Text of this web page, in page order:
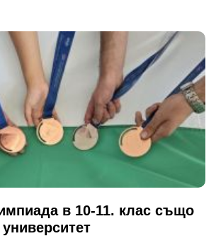
в 10-11. клас също